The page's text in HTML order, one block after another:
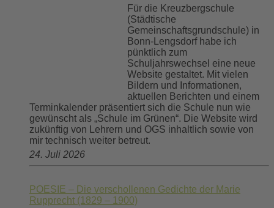
Für die Kreuzbergschule
(Städtische
Gemeinschaftsgrundschule) in
Bonn-Lengsdorf habe ich
pünktlich zum
Schuljahrswechsel eine neue
Website gestaltet. Mit vielen
Bildern und Informationen,
aktuellen Berichten und einem
Terminkalender präsentiert sich die Schule nun wie
gewünscht als „Schule im Grünen“. Die Website wird
zukünftig von Lehrern und OGS inhaltlich sowie von
mir technisch weiter betreut.
24. Juli 2026
POESIE – Die verschollenen Gedichte der Marie
Rupprecht (1829 – 1900)